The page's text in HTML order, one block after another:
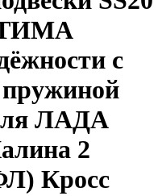
с
ЛАДА
2
Кросс